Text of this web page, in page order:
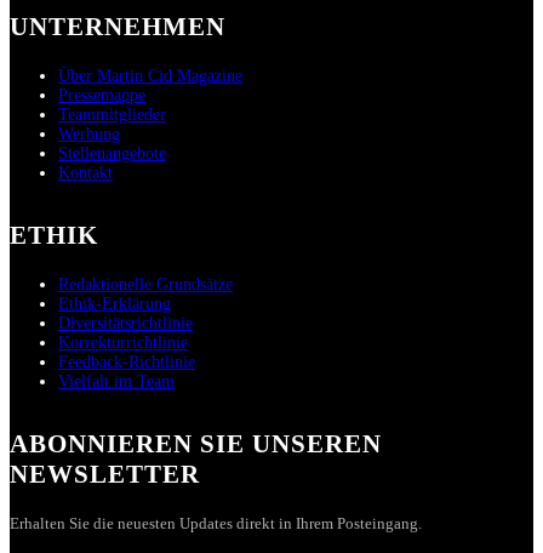
UNTERNEHMEN
Über Martin Cid Magazine
Pressemappe
Teammitglieder
Werbung
Stellenangebote
Kontakt
ETHIK
Redaktionelle Grundsätze
Ethik-Erklärung
Diversitätsrichtlinie
Korrekturrichtlinie
Feedback-Richtlinie
Vielfalt im Team
ABONNIEREN SIE UNSEREN
NEWSLETTER
Erhalten Sie die neuesten Updates direkt in Ihrem Posteingang.